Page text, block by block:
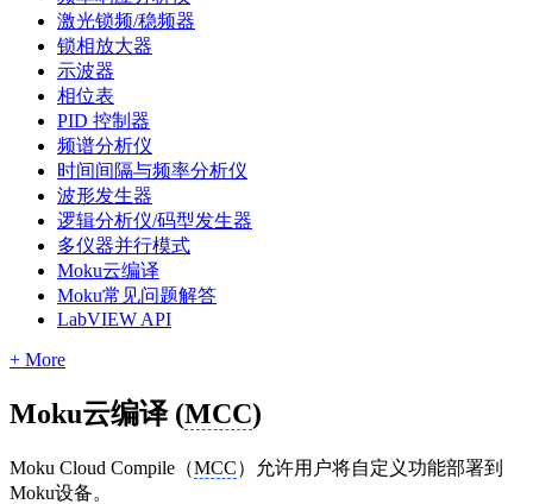
激光锁频/稳频器
锁相放大器
示波器
相位表
PID 控制器
频谱分析仪
时间间隔与频率分析仪
波形发生器
逻辑分析仪/码型发生器
多仪器并行模式
Moku云编译
Moku常见问题解答
LabVIEW API
+ More
Moku云编译 (MCC)
Moku Cloud Compile（MCC）允许用户将自定义功能部署到
Moku设备。